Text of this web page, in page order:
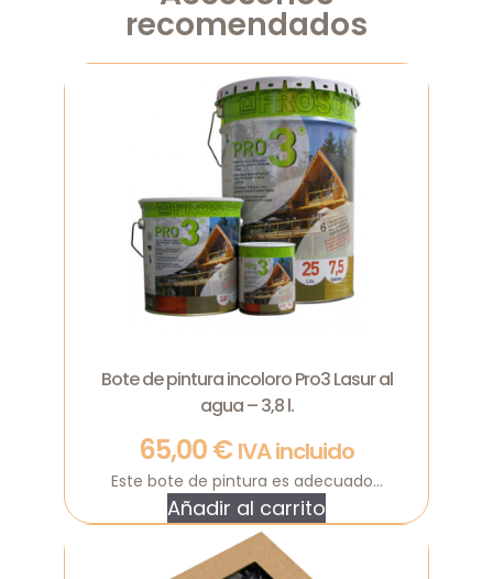
recomendados
Bote de pintura incoloro Pro3 Lasur al
agua – 3,8 l.
65,00€ IVA incluido
Este bote de pintura es adecuado...
Añadir al carrito